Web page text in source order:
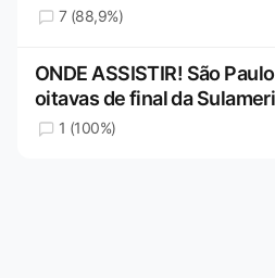
7 (88,9%)
ONDE ASSISTIR! São
oitavas de final da
1 (100%)